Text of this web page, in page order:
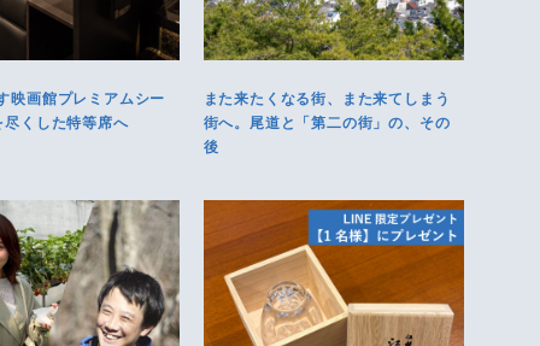
映画館プレミアムシー
尽くした特等席へ
また来たくなる街、また来てしまう
街へ。尾道と「第二の街」の、その
後